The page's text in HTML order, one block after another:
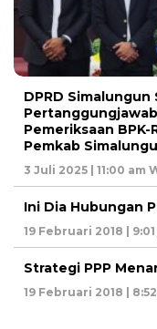
DPRD
Pemeriksaan
Pemkab
3 Juli 2025 | 11:00 am
Ini Dia Hubungan
19 Februari 2018 |
Strategi PPP
19 Februari 2018 |